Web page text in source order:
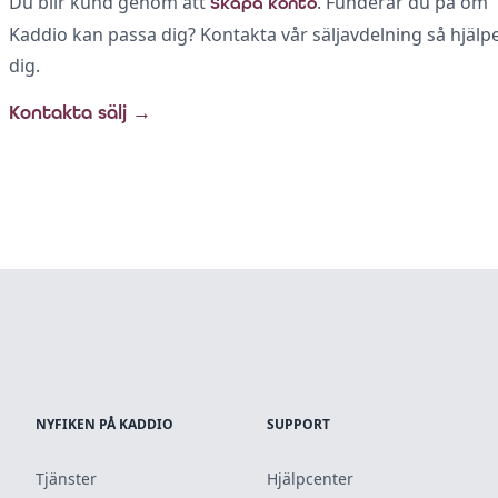
Kaddio kan passa dig? Kontakta vår säljavdelning så
dig.
Kontakta sälj →
NYFIKEN PÅ KADDIO
Tjänster
SUPPORT
Hjälpcenter